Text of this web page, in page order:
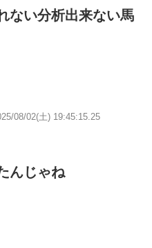
ない分析出来ない馬
08/02(土) 19:45:15.25
んじゃね